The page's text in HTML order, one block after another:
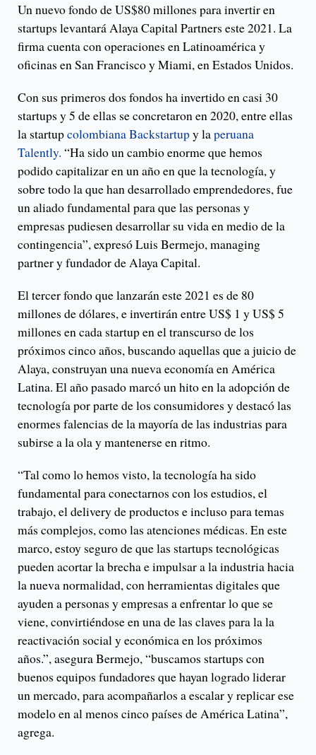
Un nuevo fondo de US$80 millones para invertir en
startups levantará Alaya Capital Partners este 2021. La
firma cuenta con operaciones en Latinoamérica y
oficinas en San Francisco y Miami, en Estados Unidos.
Con sus primeros dos fondos ha invertido en casi 30
startups y 5 de ellas se concretaron en 2020, entre ellas
la startupcolombiana Backstartupy laperuana
Talently. “Ha sido un cambio enorme que hemos
podido capitalizar en un año en que la tecnología, y
sobre todo la que han desarrollado emprendedores, fue
un aliado fundamental para que las personas y
empresas pudiesen desarrollar su vida en medio de la
contingencia”, expresó Luis Bermejo, managing
partner y fundador de Alaya Capital.
El tercer fondo que lanzarán este 2021 es de 80
millones de dólares, e invertirán entre US$ 1 y US$ 5
millones en cada startup en el transcurso de los
próximos cinco años, buscando aquellas que a juicio de
Alaya, construyan una nueva economía en América
Latina. El año pasado marcó un hito en la adopción de
tecnología por parte de los consumidores y destacó las
enormes falencias de la mayoría de las industrias para
subirse a la ola y mantenerse en ritmo.
“Tal como lo hemos visto, la tecnología ha sido
fundamental para conectarnos con los estudios, el
trabajo, el delivery de productos e incluso para temas
más complejos, como las atenciones médicas. En este
marco, estoy seguro de que las startups tecnológicas
pueden acortar la brecha e impulsar a la industria hacia
la nueva normalidad, con herramientas digitales que
ayuden a personas y empresas a enfrentar lo que se
viene, convirtiéndose en una de las claves para la la
reactivación social y económica en los próximos
años.”, asegura Bermejo, “buscamos startups con
buenos equipos fundadores que hayan logrado liderar
un mercado, para acompañarlos a escalar y replicar ese
modelo en al menos cinco países de América Latina”,
agrega.